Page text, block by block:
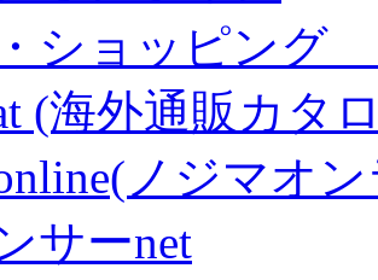
ショッピング
(海外通販カタ
ノジマオ
サーnet